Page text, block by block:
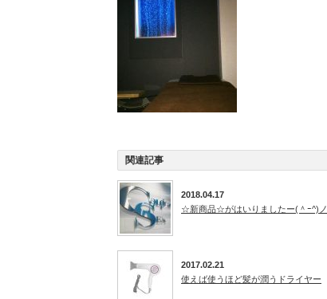
関連記事
2018.04.17
☆新商品☆がはいりましたー(＾ｰ^)ノ
2017.02.21
使えば使うほど髪が潤うドライヤー